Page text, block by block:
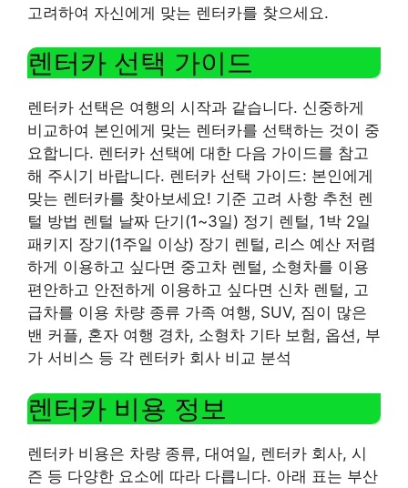
고려하여 자신에게 맞는 렌터카를 찾으세요.
렌터카 선택 가이드
렌터카 선택은 여행의 시작과 같습니다. 신중하게
비교하여 본인에게 맞는 렌터카를 선택하는 것이 중
요합니다. 렌터카 선택에 대한 다음 가이드를 참고
해 주시기 바랍니다. 렌터카 선택 가이드: 본인에게
맞는 렌터카를 찾아보세요! 기준 고려 사항 추천 렌
털 방법 렌털 날짜 단기(1~3일) 정기 렌털, 1박 2일
패키지 장기(1주일 이상) 장기 렌털, 리스 예산 저렴
하게 이용하고 싶다면 중고차 렌털, 소형차를 이용
편안하고 안전하게 이용하고 싶다면 신차 렌털, 고
급차를 이용 차량 종류 가족 여행, SUV, 짐이 많은
밴 커플, 혼자 여행 경차, 소형차 기타 보험, 옵션, 부
가 서비스 등 각 렌터카 회사 비교 분석
렌터카 비용 정보
렌터카 비용은 차량 종류, 대여일, 렌터카 회사, 시
즌 등 다양한 요소에 따라 다릅니다. 아래 표는 부산